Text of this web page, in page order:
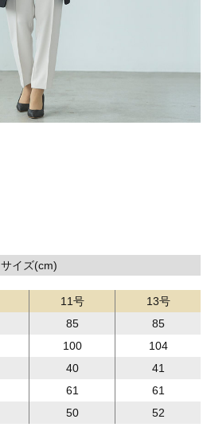
サイズ(cm)
11号
13号
85
85
100
104
40
41
61
61
50
52